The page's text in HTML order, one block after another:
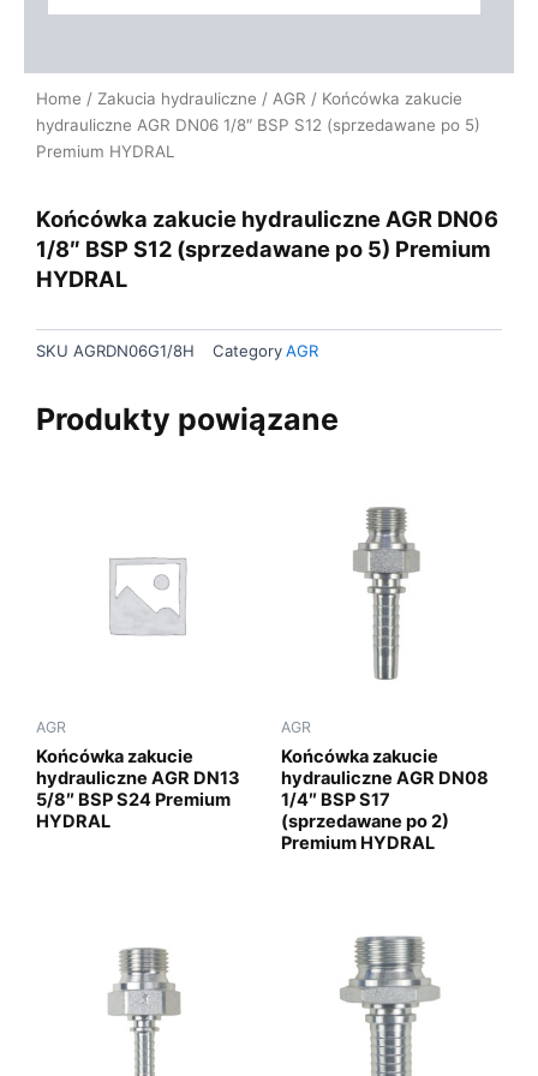
Home / Zakucia hydrauliczne / AGR / Końcówka zakucie
hydrauliczne AGR DN06 1/8″ BSP S12 (sprzedawane po 5)
Premium HYDRAL
Końcówka zakucie hydrauliczne AGR DN06
1/8″ BSP S12 (sprzedawane po 5) Premium
HYDRAL
SKU AGRDN06G1/8H CategoryAGR
Produkty powiązane
AGR
Końcówka zakucie
hydrauliczne AGR DN13
5/8″ BSP S24 Premium
HYDRAL
AGR
Końcówka zakucie
hydrauliczne AGR DN08
1/4″ BSP S17
(sprzedawane po 2)
Premium HYDRAL